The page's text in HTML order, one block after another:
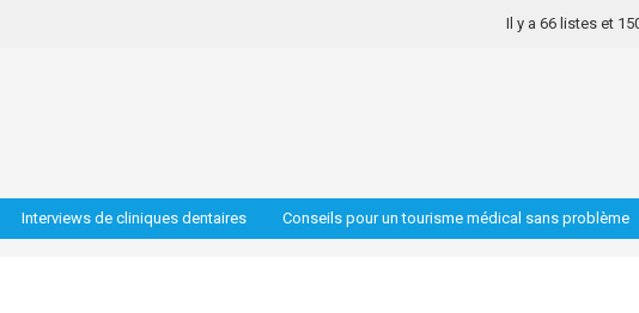
Il y a 66 listes et
Interviews de cliniques dentaires Conseils pour un tourisme médical sans problème